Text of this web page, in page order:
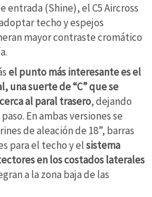
entrada (Shine), el C5 Aircross
techo y espejos
mayor contraste cromático
el punto más interesante es el
una suerte de “C” que se
al paral trasero, dejando
En ambas versiones se
de aleación de 18”, barras
para el techo y elsistema
en los costados laterales
a la zona baja de las